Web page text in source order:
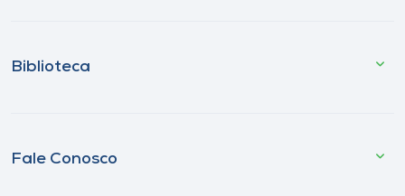
Biblioteca
Fale Conosco